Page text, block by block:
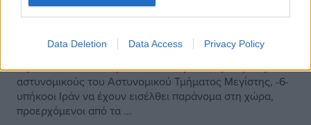
Data Deletion Data Access Privacy Policy
Ειδήσεις από το αστυνομικό δελτίο
Την 25-05-2018 το πρωί εντοπίσθηκαν στη Μεγίστη, από
αστυνομικούς του Αστυνομικού Τμήματος Μεγίστης, -6-
υπήκοοι Ιράν να έχουν εισέλθει παράνομα στη χώρα,
προερχόμενοι από τα ...